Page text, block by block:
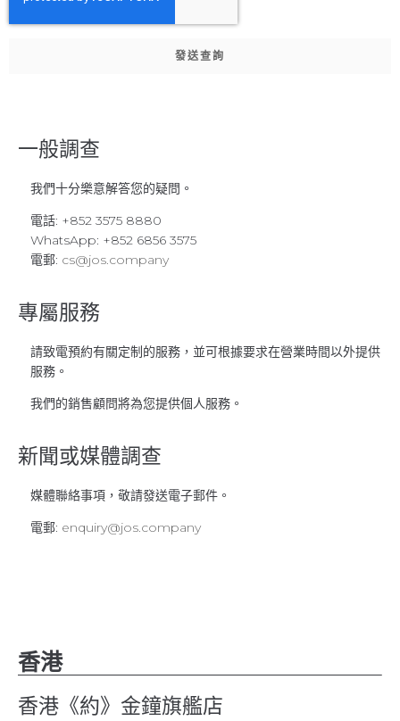
發送查詢
一般調查​
我們十分樂意解答您的疑問。
電話: +852 3575 8880
WhatsApp: +852 6856 3575
電郵: cs@jos.company
專屬服務
請致電預約有關定制的服務，並可根據要求在營業時間以外提供
服務。
我們的銷售顧問將為您提供個人服務。
新聞或媒體調查​
媒體聯絡事項，敬請發送電子郵件。
電郵: enquiry@jos.company
香港
香港《約》金鐘旗艦店